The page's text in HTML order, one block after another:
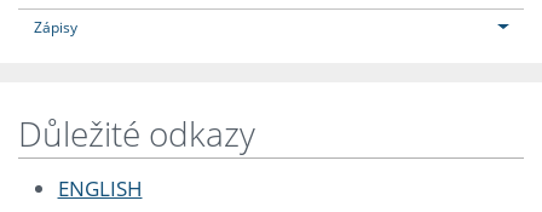
Zápisy
Důležité odkazy
ENGLISH